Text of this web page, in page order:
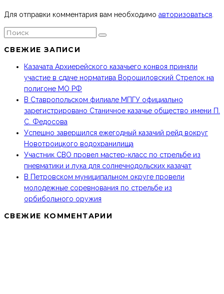
Для отправки комментария вам необходимо авторизоваться
СВЕЖИЕ ЗАПИСИ
Казачата Архиерейского казачьего конвоя приняли
участие в сдаче норматива Ворошиловский Стрелок на
полигоне МО РФ
В Ставропольском филиале МПГУ официально
зарегистрировано Станичное казачье общество имени П.
С. Федосова
Успешно завершился ежегодный казачий рейд вокруг
Новотроицкого водохранилища
Участник СВО провел мастер-класс по стрельбе из
пневматики и лука для солнечнодольских казачат
В Петровском муниципальном округе провели
молодежные соревнования по стрельбе из
орбибольного оружия
СВЕЖИЕ КОММЕНТАРИИ